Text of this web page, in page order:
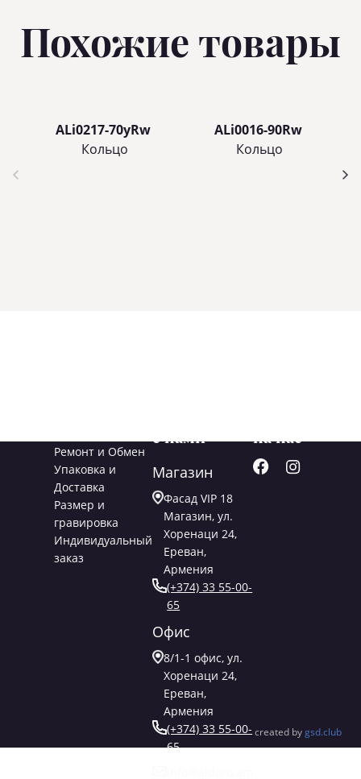
Похожие товары
ALi0217-70yRw
Кольцo
ALi0016-90Rw
Кольцo
Ремонт и Обмен
Упаковка и
Доставка
Размер и
гравировка
Индивидуальный
заказ
с нами
Магазин
Фасад VIP 18
Магазин, ул.
Хоренаци 24,
Ереван,
Армения
(+374) 33 55-00-
65
Офис
8/1-1 офис, ул.
Хоренаци 24,
Ереван,
Армения
(+374) 33 55-00-
65
на нас
created bygsd.club